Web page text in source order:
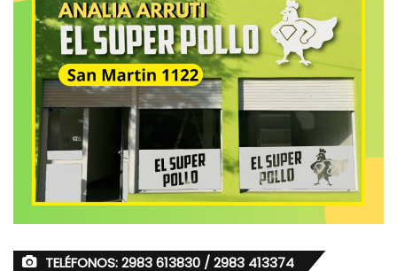
TELÉFONOS: 2983 613830 / 2983 413374